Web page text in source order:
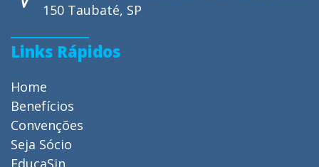
150 Taubaté, SP
Links Rápidos
Home
Benefícios
Convenções
Seja Sócio
EducaSin